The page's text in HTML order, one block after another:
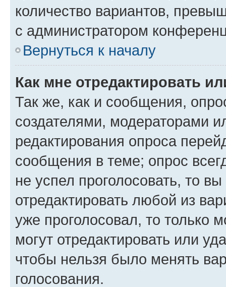
количество вариантов,
с администратором
Вернуться к началу
Как мне отредактировать
Так же, как и сообщения,
создателями, модераторами
редактирования опроса
сообщения в теме; опрос
не успел проголосовать, то
отредактировать любой из
уже проголосовал, то только
могут отредактировать или
чтобы нельзя было менять
голосования.